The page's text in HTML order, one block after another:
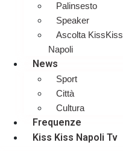
Palinsesto
Speaker
Ascolta KissKiss
Napoli
News
Sport
Città
Cultura
Frequenze
Kiss Kiss Napoli Tv